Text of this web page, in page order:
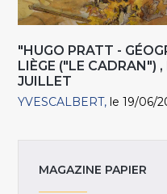
"HUGO PRATT -
LIÈGE ("LE CADRAN")
JUILLET
YVESCALBERT le 19/06/
MAGAZINE PAPIER